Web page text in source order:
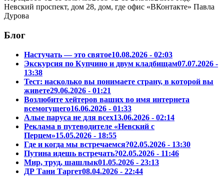
Невский проспект, дом 28, дом, где офис «ВКонтакте» Павла
Дурова
Блог
Настучать — это святое10.08.2026 - 02:03
Экскурсия по Купчино и двум кладбищам07.07.2026 -
13:38
Тест: насколько вы понимаете страну, в которой вы
живете29.06.2026 - 01:21
Возлюбите хейтеров ваших во имя интернета
всемогущего16.06.2026 - 01:33
Алые паруса не для всех13.06.2026 - 02:14
Реклама в путеводителе «Невский с
Перцем»15.05.2026 - 18:55
Где и когда мы встречаемся?02.05.2026 - 13:30
Путина идешь встречать?02.05.2026 - 11:46
Мир, труд, шашлык01.05.2026 - 23:13
ДР Тани Таргет08.04.2026 - 22:44